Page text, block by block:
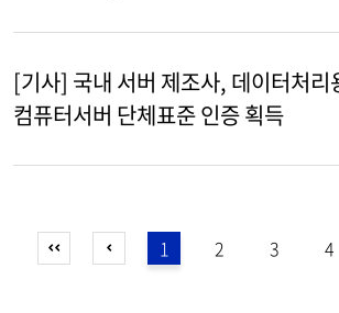
[기사] 국내 서버 제조사, 데이터처리
컴퓨터서버 단체표준 인증 획득
1 2 3 4